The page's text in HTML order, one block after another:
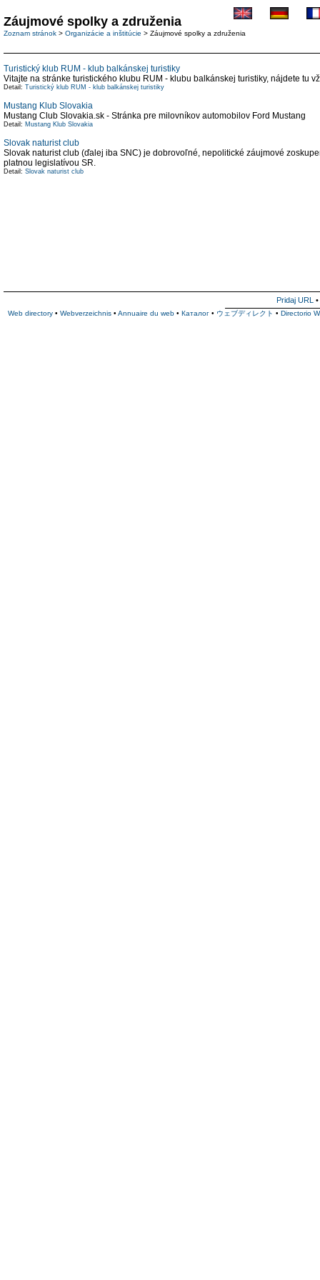
Záujmové spolky a združenia
Zoznam stránok > Organizácie a inštitúcie > Záujmové spolky a združenia
Turistický klub RUM - klub balkánskej turistiky
Vitajte na stránke turistického klubu RUM - klubu balkánskej turistiky, nájdete tu
Detail: Turistický klub RUM - klub balkánskej turistiky
Mustang Klub Slovakia
Mustang Club Slovakia.sk - Stránka pre milovníkov automobilov Ford Mustang
Detail: Mustang Klub Slovakia
Slovak naturist club
Slovak naturist club (ďalej iba SNC) je dobrovoľné, nepolitické záujmové
platnou legislatívou SR.
Detail: Slovak naturist club
Pridaj URL •
Web directory • Webverzeichnis • Annuaire du web • Каталог • ウェブディレクト • Directorio